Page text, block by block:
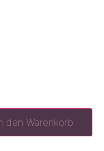
den Warenkorb